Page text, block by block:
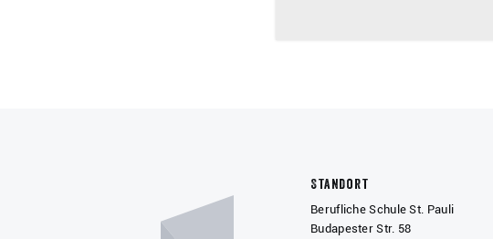
Standort
Berufliche Schule St. Pauli
Budapester Str. 58